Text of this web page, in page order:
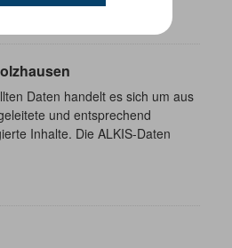
Daten handelt es sich um aus
und entsprechend
Inhalte. Die ALKIS-Daten